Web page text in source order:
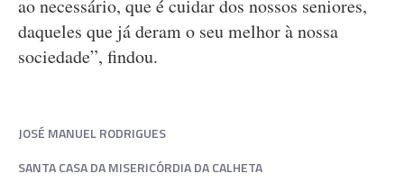
ao necessário, que é cuidar dos nossos seniores,
daqueles que já deram o seu melhor à nossa
sociedade”, findou.
JOSÉ MANUEL RODRIGUES
SANTA CASA DA MISERICÓRDIA DA CALHETA